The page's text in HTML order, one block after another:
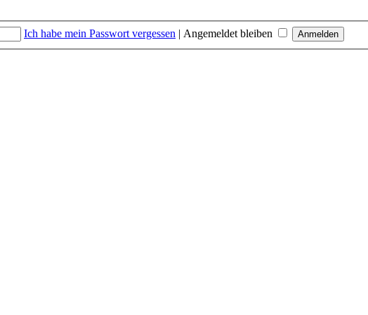
Ich habe mein Passwort vergessen | Angemeldet bleiben